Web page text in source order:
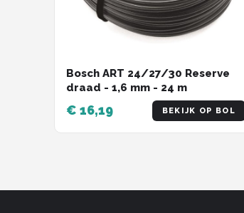
Bosch ART 24/27/30 Reserve
draad - 1,6 mm - 24 m
€ 16,19 BEKIJK OP BOL